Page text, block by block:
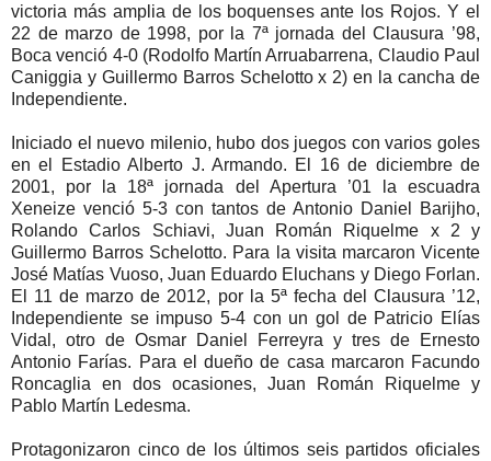
victoria más amplia de los boquenses ante los Rojos. Y el
22 de marzo de 1998, por la 7ª jornada del Clausura ’98,
Boca venció 4-0 (Rodolfo Martín Arruabarrena, Claudio Paul
Caniggia y Guillermo Barros Schelotto x 2) en la cancha de
Independiente.
Iniciado el nuevo milenio, hubo dos juegos con varios goles
en el Estadio Alberto J. Armando. El 16 de diciembre de
2001, por la 18ª jornada del Apertura ’01 la escuadra
Xeneize venció 5-3 con tantos de Antonio Daniel Barijho,
Rolando Carlos Schiavi, Juan Román Riquelme x 2 y
Guillermo Barros Schelotto. Para la visita marcaron Vicente
José Matías Vuoso, Juan Eduardo Eluchans y Diego Forlan.
El 11 de marzo de 2012, por la 5ª fecha del Clausura ’12,
Independiente se impuso 5-4 con un gol de Patricio Elías
Vidal, otro de Osmar Daniel Ferreyra y tres de Ernesto
Antonio Farías. Para el dueño de casa marcaron Facundo
Roncaglia en dos ocasiones, Juan Román Riquelme y
Pablo Martín Ledesma.
Protagonizaron cinco de los últimos seis partidos oficiales